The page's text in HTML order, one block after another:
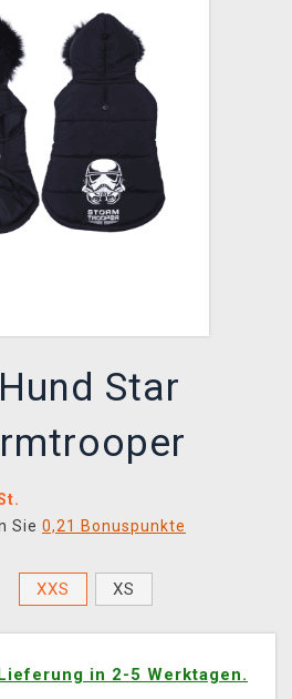
Star
Sie 0,21 Bonuspunkte
XXS XS
in 2-5 Werktagen.